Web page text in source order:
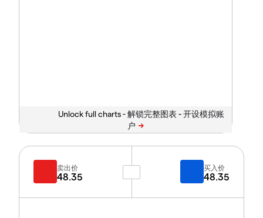
Unlock full charts -
卖出价
48.35
买入价
48.35